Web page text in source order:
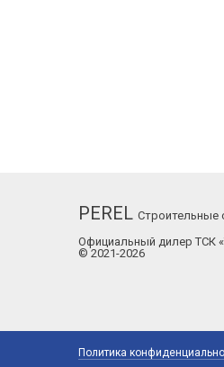
PEREL Строительные
Официальный дилер ТСК
© 2021-2026
Политика